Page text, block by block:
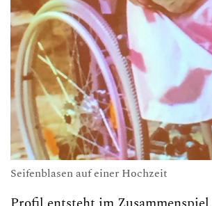
Seifenblasen auf einer Hochzeit